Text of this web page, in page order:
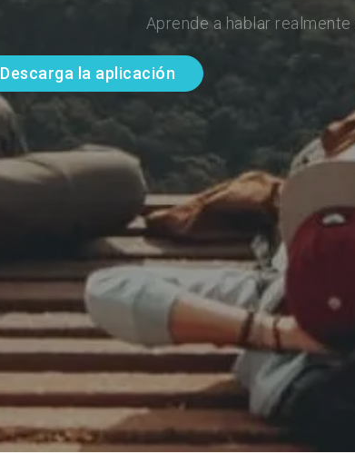
Aprende a hablar
Descarga la aplicación